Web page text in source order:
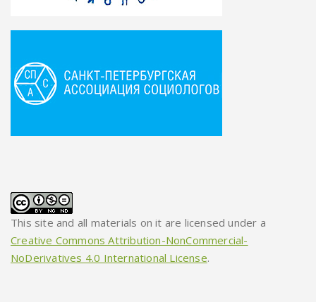
This site and all materials on it are licensed under a
Creative Commons Attribution-NonCommercial-
NoDerivatives 4.0 International License.